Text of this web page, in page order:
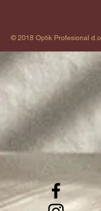
© 2018 Optik Profesional